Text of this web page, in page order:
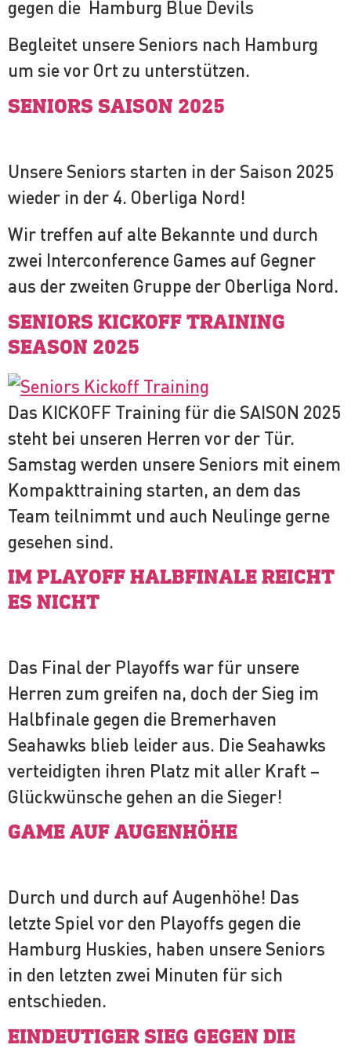
gegen die Hamburg Blue Devils
Begleitet unsere Seniors nach Hamburg
um sie vor Ort zu unterstützen.
SENIORS SAISON 2025
Unsere Seniors starten in der Saison 2025
wieder in der 4. Oberliga Nord!
Wir treffen auf alte Bekannte und durch
zwei Interconference Games auf Gegner
aus der zweiten Gruppe der Oberliga Nord.
SENIORS KICKOFF TRAINING
SEASON 2025
Das KICKOFF Training für die SAISON 2025
steht bei unseren Herren vor der Tür.
Samstag werden unsere Seniors mit einem
Kompakttraining starten, an dem das
Team teilnimmt und auch Neulinge gerne
gesehen sind.
IM PLAYOFF HALBFINALE REICHT
ES NICHT
Das Final der Playoffs war für unsere
Herren zum greifen na, doch der Sieg im
Halbfinale gegen die Bremerhaven
Seahawks blieb leider aus. Die Seahawks
verteidigten ihren Platz mit aller Kraft –
Glückwünsche gehen an die Sieger!
GAME AUF AUGENHÖHE
Durch und durch auf Augenhöhe! Das
letzte Spiel vor den Playoffs gegen die
Hamburg Huskies, haben unsere Seniors
in den letzten zwei Minuten für sich
entschieden.
EINDEUTIGER SIEG GEGEN DIE